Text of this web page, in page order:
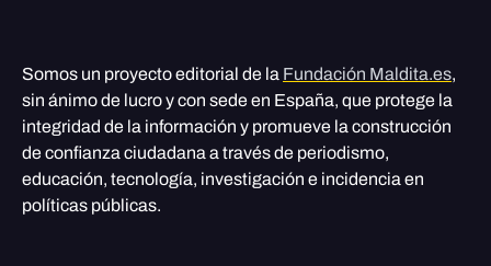
Somos un proyecto editorial de la Fundación Maldita.es,
sin ánimo de lucro y con sede en España, que protege la
integridad de la información y promueve la construcción
de confianza ciudadana a través de periodismo,
educación, tecnología, investigación e incidencia en
políticas públicas.